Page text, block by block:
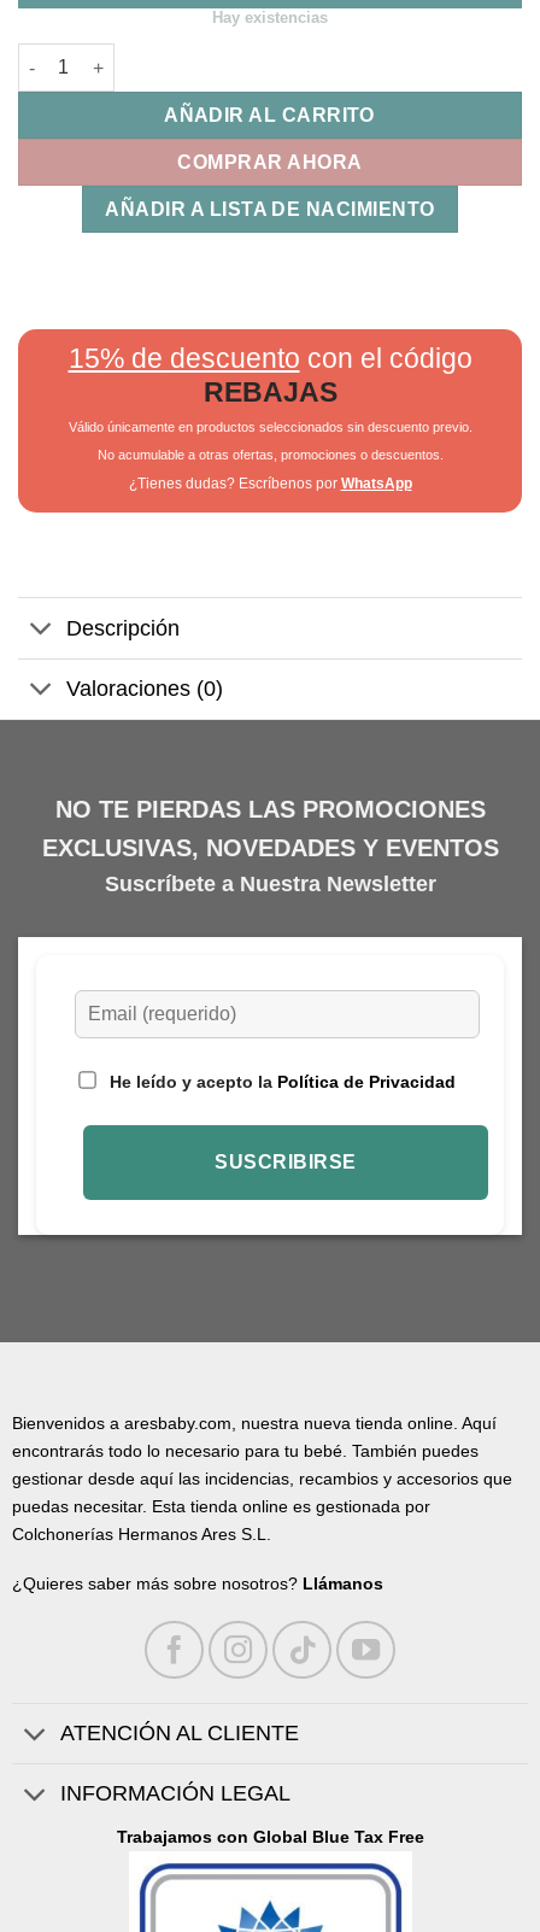
Hay existencias
Saco Cuco Mims+ Iris Jane cantidad
AÑADIR AL CARRITO
COMPRAR AHORA
AÑADIR A LISTA DE NACIMIENTO
15% de descuento con el código
REBAJAS
Válido únicamente en productos seleccionados sin descuento previo.
No acumulable a otras ofertas, promociones o descuentos.
¿Tienes dudas? Escríbenos por WhatsApp
Descripción
Valoraciones (0)
NO TE PIERDAS LAS PROMOCIONES
EXCLUSIVAS, NOVEDADES Y EVENTOS
Suscríbete a Nuestra Newsletter
He leído y acepto la Política de Privacidad
Bienvenidos a aresbaby.com, nuestra nueva tienda online. Aquí
encontrarás todo lo necesario para tu bebé. También puedes
gestionar desde aquí las incidencias, recambios y accesorios que
puedas necesitar. Esta tienda online es gestionada por
Colchonerías Hermanos Ares S.L.
¿Quieres saber más sobre nosotros? Llámanos
ATENCIÓN AL CLIENTE
INFORMACIÓN LEGAL
Trabajamos con Global Blue Tax Free